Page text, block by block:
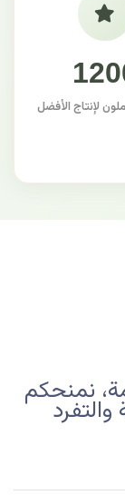
لإنتاج الأفضل
نمنحكم